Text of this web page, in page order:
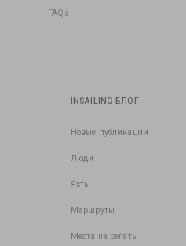
FAQs
INSAILING БЛОГ
Новые публикации
Люди
Яхты
Маршруты
Места на регаты